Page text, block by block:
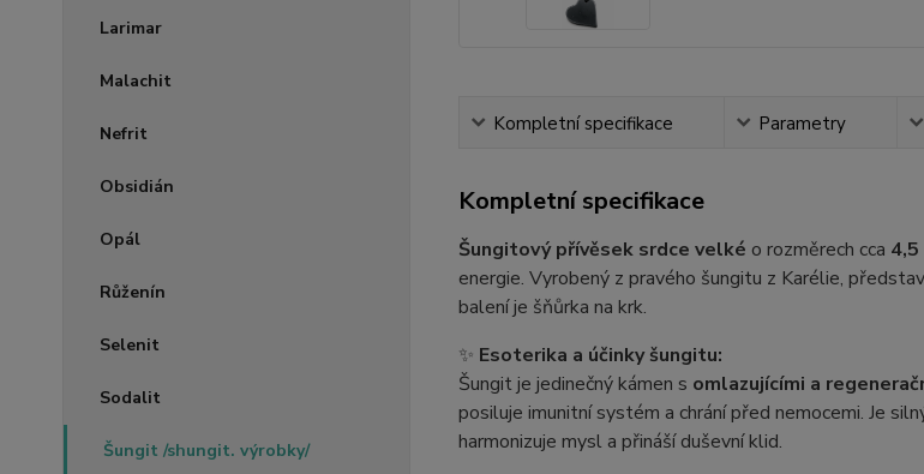
Larimar
Malachit
Nefrit
Obsidián
Opál
Růženín
Selenit
Sodalit
Šungit /shungit. výrobky/
Kompletní specifikace Parametry
Kompletní specifikace
Šungitový přívěsek srdce velké o rozměrech cca 4,5
energie. Vyrobený z pravého šungitu z Karélie,
balení je šňůrka na krk.
✨ Esoterika a účinky šungitu:
Šungit je jedinečný kámen s omlazujícími a
posiluje imunitní systém a chrání před nemocemi. Je
harmonizuje mysl a přináší duševní klid.